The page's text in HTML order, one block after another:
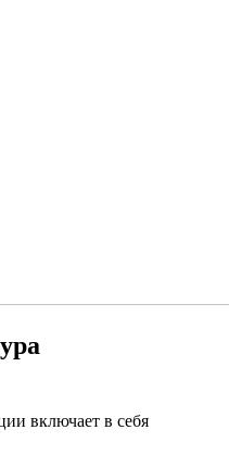
включает в себя